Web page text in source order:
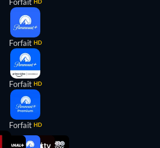
HD
Forfait HD
Forfait HD
Forfait HD